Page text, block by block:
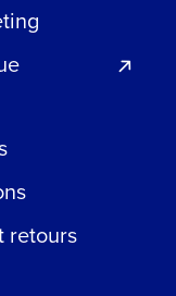
retours